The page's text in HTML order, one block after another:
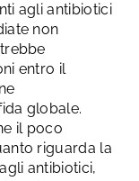
agli antibiotici
non
entro il
globale.
il poco
riguarda la
antibiotici,